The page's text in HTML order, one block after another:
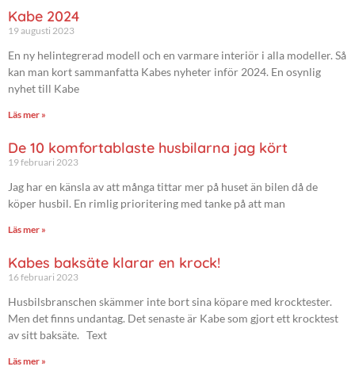
Kabe 2024
19 augusti 2023
En ny helintegrerad modell och en varmare interiör i alla modeller. Så
kan man kort sammanfatta Kabes nyheter inför 2024. En osynlig
nyhet till Kabe
Läs mer »
De 10 komfortablaste husbilarna jag kört
19 februari 2023
Jag har en känsla av att många tittar mer på huset än bilen då de
köper husbil. En rimlig prioritering med tanke på att man
Läs mer »
Kabes baksäte klarar en krock!
16 februari 2023
Husbilsbranschen skämmer inte bort sina köpare med krocktester.
Men det finns undantag. Det senaste är Kabe som gjort ett krocktest
av sitt baksäte. Text
Läs mer »